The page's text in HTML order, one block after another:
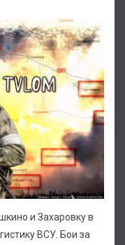
и Захаровку в
ВСУ. Бои за